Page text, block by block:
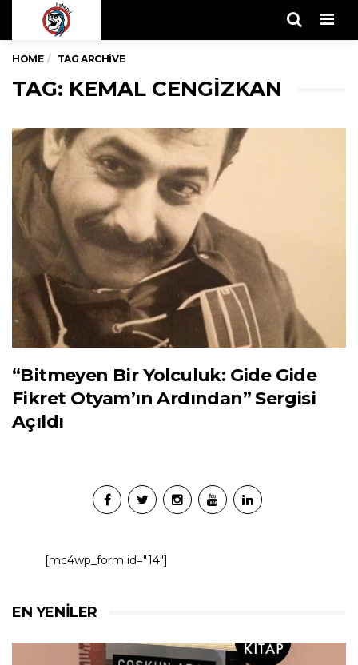
HOME TAG ARCHIVE
TAG: KEMAL CENGIZKAN
“Bitmeyen Bir Yolculuk: Gide Gide
Fikret Otyam’ın Ardından” Sergisi
Açıldı
[mc4wp_form id="14"]
EN YENILER